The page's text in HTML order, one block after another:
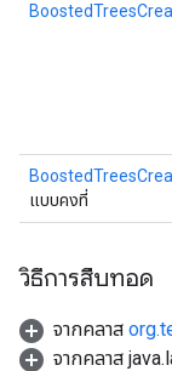
แบบคงที่
วิธีการสืบทอด
จากคลาส
จากคลาส